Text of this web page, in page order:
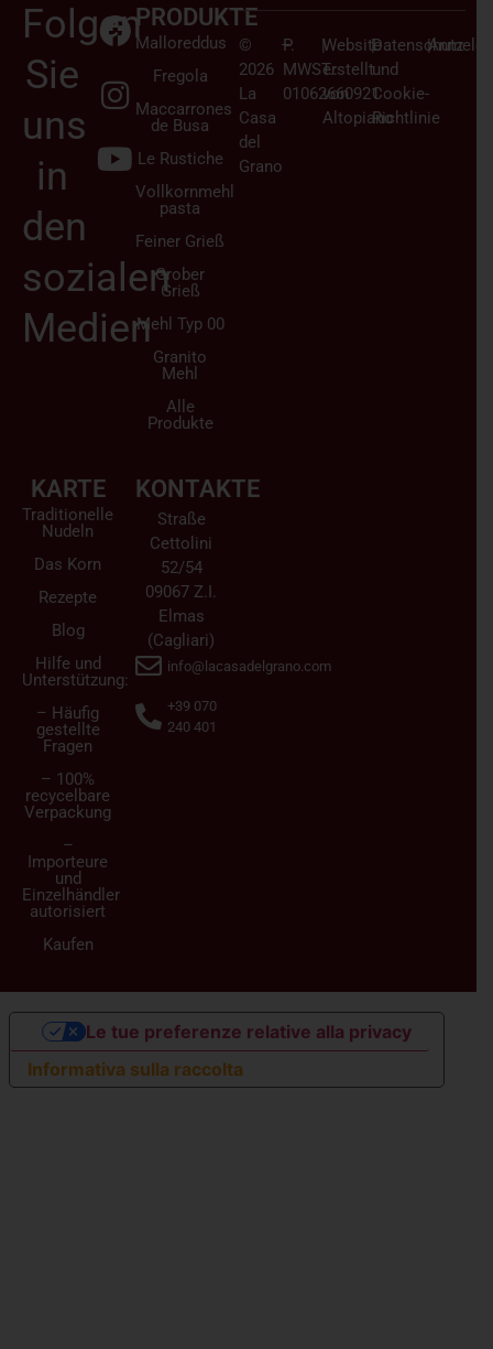
Folgen
Sie
uns
in
den
sozialen
Medien
PRODUKTE
Malloreddus
Fregola
Maccarrones
de Busa
Le Rustiche
Vollkornmehl
pasta
Feiner Grieß
Grober
Grieß
Mehl Typ 00
Granito
Mehl
Alle
Produkte
KARTE
Traditionelle
Nudeln
Das Korn
Rezepte
Blog
Hilfe und
Unterstützung:
– Häufig
gestellte
Fragen
– 100%
recycelbare
Verpackung
–
Importeure
und
Einzelhändler
autorisiert
Kaufen
KONTAKTE
Straße
Cettolini
52/54
09067 Z.I.
Elmas
(Cagliari)
info@lacasadelgrano.com
+39 070
240 401
©
2026
La
Casa
del
Grano
–
P.
MWST.:
01062660921
|Website
erstellt
von
Altopiano
|Datenschutz
und
Cookie-
Richtlinie
|
Informativa sulla raccolta
Le tue preferenze relative alla privacy